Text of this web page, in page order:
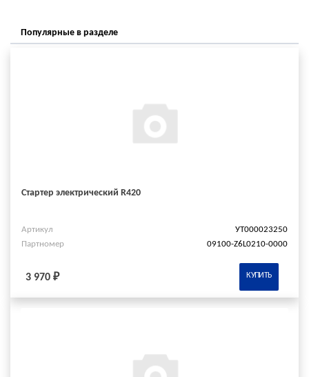
Популярные в разделе
Стартер электрический R420
Артикул
УТ000023250
Партномер
09100-Z6L0210-0000
3 970 ₽ КУПИТЬ